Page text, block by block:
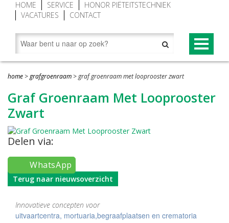
HOME SERVICE
HONOR PIËTEITSTECHNIEK
VACATURES
CONTACT
PRODUCTEN
Grafgroenraam
Looproosters (grafomranding)
Grafafdekkingen
Vorstafdekdekens
Grondopslagcontainer
NOVUM®-XV premium begraaftoestel
Lessenaar (spreekgestoelte) NOVUM®
Novum grafafdekking in kleur geanodiseerd
NOVUM bekisting met Hout-Look
home >grafgroenraam >graf groenraam met looprooster zwart
Graf Groenraam Met Looprooster
Zwart
Delen via:
WhatsApp
Terug naar nieuwsoverzicht
Innovatieve concepten voor
uitvaartcentra, mortuaria,begraafplaatsen en crematoria